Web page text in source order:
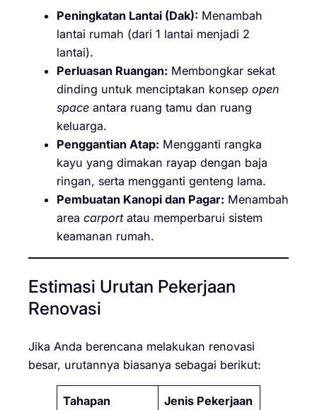
Peningkatan Lantai (Dak): Menambah
lantai rumah (dari 1 lantai menjadi 2
lantai).
Perluasan Ruangan: Membongkar sekat
dinding untuk menciptakan konsep open
space antara ruang tamu dan ruang
keluarga.
Penggantian Atap: Mengganti rangka
kayu yang dimakan rayap dengan baja
ringan, serta mengganti genteng lama.
Pembuatan Kanopi dan Pagar: Menambah
area carportatau memperbarui sistem
keamanan rumah.
Estimasi Urutan Pekerjaan
Renovasi
Jika Anda berencana melakukan renovasi
besar, urutannya biasanya sebagai berikut:
Tahapan Jenis Pekerjaan